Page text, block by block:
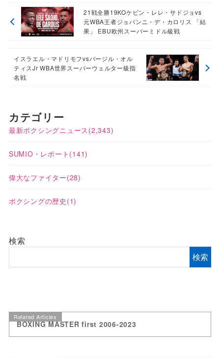
21戦全勝19KOケビン・レレ・サドジョvs
元WBA王者ジョバンニ・デ・カロリス 「結
果」 EBU欧州スーパーミドル級戦
イスラエル・マドリモフvsバージル・オル
ティスJr WBA世界スーパーウェルター級指
名戦
カテゴリー
最新ボクシングニュース (2,343)
SUMIO・レポート (141)
偉大なファイター(28)
ボクシングの歴史 (1)
検索
検索
Related Articles
BOXING MASTER first 2006-2023